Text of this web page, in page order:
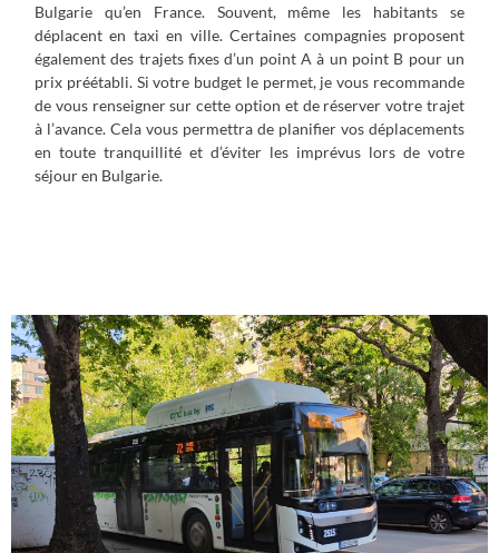
Bulgarie qu’en France. Souvent, même les habitants se
déplacent en taxi en ville. Certaines compagnies proposent
également des trajets fixes d’un point A à un point B pour un
prix préétabli. Si votre budget le permet, je vous recommande
de vous renseigner sur cette option et de réserver votre trajet
à l’avance. Cela vous permettra de planifier vos déplacements
en toute tranquillité et d’éviter les imprévus lors de votre
séjour en Bulgarie.